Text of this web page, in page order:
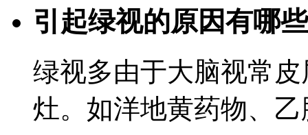
引起绿视的原因有哪
绿视多由于大脑视常
灶。如洋地黄药物、